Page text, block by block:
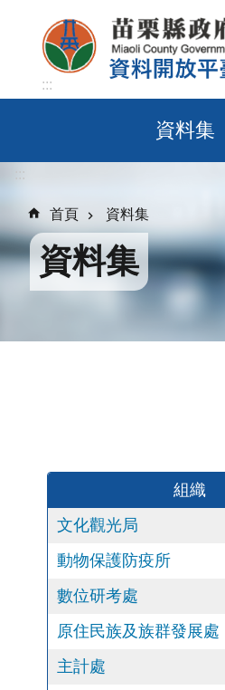
跳到主要內容區塊
:::
資料集
:::
首頁 資料集
資料集
組織
文化觀光局
動物保護防疫所
數位研考處
原住民族及族群發展處
主計處